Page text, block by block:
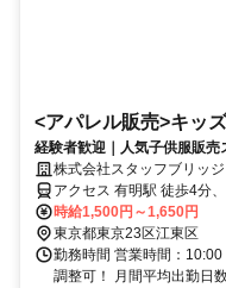
<アパレル販売>キッ
経験者歓迎｜人気子供服販
私服勤務）シフト相談OK・長
株式会社スタッフブリッジ
アクセス 有明駅 徒歩4分
時給1,500円～1,650円
東京都東京23区江東区
勤務時間 営業時間：
調整可！ 月間平均出勤日